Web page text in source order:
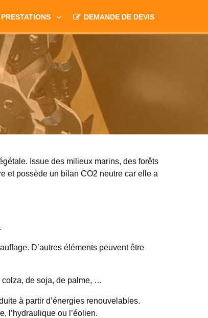
PRESTATIONS DEMANDE DE DEVIS
Issue des milieux marins, des forêts
et possède un bilan CO2 neutre car elle a
D’autres éléments peuvent être
colza, de soja, de palme, …
à partir d’énergies renouvelables.
l’hydraulique ou l’éolien.